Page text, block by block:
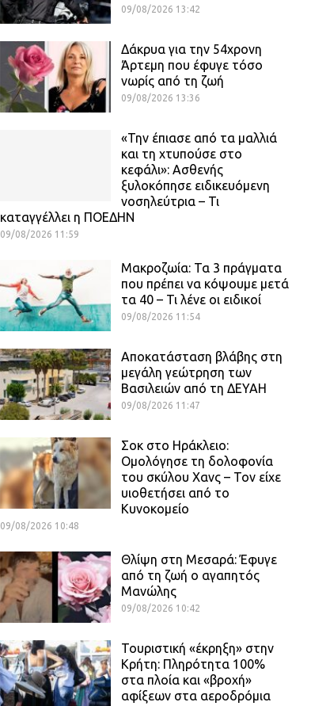
09/08/2026 13:42
Δάκρυα για την 54χρονη
Άρτεμη που έφυγε τόσο
νωρίς από τη ζωή
09/08/2026 13:36
«Την έπιασε από τα μαλλιά
και τη χτυπούσε στο
κεφάλι»: Ασθενής
ξυλοκόπησε ειδικευόμενη
νοσηλεύτρια – Τι
καταγγέλλει η ΠΟΕΔΗΝ
09/08/2026 11:59
Μακροζωία: Τα 3 πράγματα
που πρέπει να κόψουμε μετά
τα 40 – Τι λένε οι ειδικοί
09/08/2026 11:54
Αποκατάσταση βλάβης στη
μεγάλη γεώτρηση των
Βασιλειών από τη ΔΕΥΑΗ
09/08/2026 11:47
Σοκ στο Ηράκλειο:
Ομολόγησε τη δολοφονία
του σκύλου Χανς – Τον είχε
υιοθετήσει από το
Κυνοκομείο
09/08/2026 10:48
Θλίψη στη Μεσαρά: Έφυγε
από τη ζωή ο αγαπητός
Μανώλης
09/08/2026 10:42
Τουριστική «έκρηξη» στην
Κρήτη: Πληρότητα 100%
στα πλοία και «βροχή»
αφίξεων στα αεροδρόμια